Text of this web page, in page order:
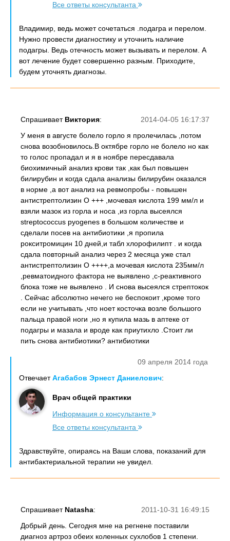
Все ответы консультанта
Владимир, ведь может сочетаться .подагра и перелом.
Нужно провести диагностику и уточнить наличие
подагры. Ведь отечность может вызывать и перелом. А
вот лечение будет совершенно разным. Приходите,
будем уточнять диагнозы.
2014-04-05 16:17:37
Спрашивает Виктория:
У меня в августе болело горло я пролечилась ,потом
снова возобновилось.В октябре горло не болело но как
то голос пропадал и я в ноябре пересдавала
биохимичный анализ крови так ,как был повышен
билирубин и когда сдала анализы билирубин оказался
в норме ,а вот анализ на ревмопробы - повышен
антистрептолизин О +++ ,мочевая кислота 199 мм/л и
взяли мазок из горла и носа ,из горла высеялся
streptococcus pyogenes в большом количестве и
сделали посев на антибиотики ,я пропила
рокситромицин 10 дней,и табл хлорофилипт . и когда
сдала повторный анализ через 2 месяца уже стал
антистрептолизин О ++++,а мочевая кислота 235мм/л
,ревматоидного фактора не выявлено ,с-реактивного
блока тоже не выявлено . И снова высеялся стрептокок
. Сейчас абсолютно нечего не беспокоит ,кроме того
если не учитывать ,что ноет косточка возле большого
пальца правой ноги ,но я купила мазь в аптеке от
подагры и мазала и вроде как приутихло .Стоит ли
пить снова антибиотики? антибиотики
09 апреля 2014 года
ОтвечаетАгабабов Эрнест Даниелович:
Врач общей практики
Информация о консультанте
Все ответы консультанта
Здравствуйте, опираясь на Ваши слова, показаний для
антибактериальной терапии не увидел.
2011-10-31 16:49:15
Спрашивает Natasha:
Добрый день. Сегодня мне на регнене поставили
диагноз артроз обеих коленных сухлобов 1 степени.